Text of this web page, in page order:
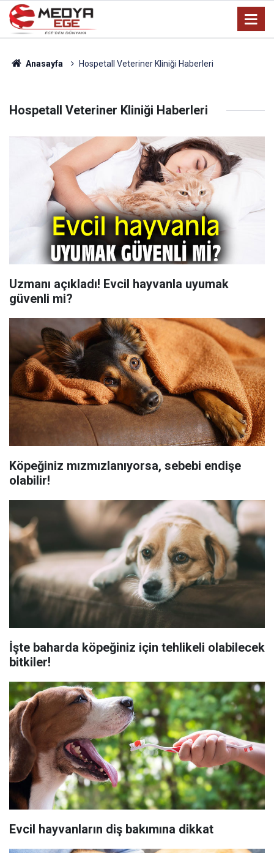
Anasayfa Hospetall Veteriner Kliniği Haberleri
Hospetall Veteriner Kliniği Haberleri
Uzmanı açıkladı! Evcil hayvanla uyumak
güvenli mi?
Köpeğiniz mızmızlanıyorsa, sebebi endişe
olabilir!
İşte baharda köpeğiniz için tehlikeli olabilecek
bitkiler!
Evcil hayvanların diş bakımına dikkat